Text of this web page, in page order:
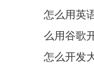
怎么用英
么用谷歌
怎么开发